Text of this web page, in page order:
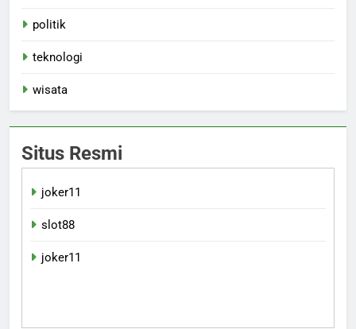
politik
teknologi
wisata
Situs Resmi
joker11
slot88
joker11